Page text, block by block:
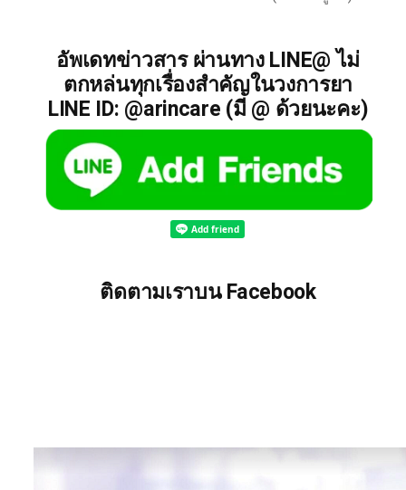
อัพเดทข่าวสาร ผ่านทาง LINE@ ไม่
ตกหล่นทุกเรื่องสำคัญในวงการยา
LINE ID: @arincare (มี @ ด้วยนะคะ)
ติดตามเราบน Facebook